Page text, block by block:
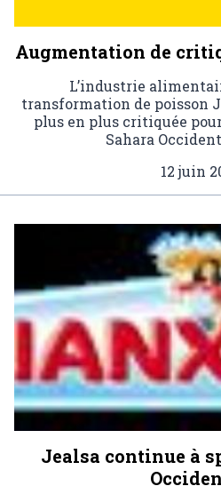
Augmentation de
L’industrie
transformation de poisson
plus en plus critiquée
Sahara
12 juin
Jealsa continue à